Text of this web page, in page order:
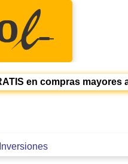
en compras mayores